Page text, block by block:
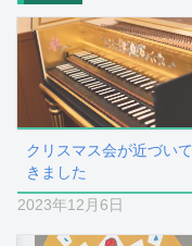
クリスマス会が近づいて
きました
2023年12月6日